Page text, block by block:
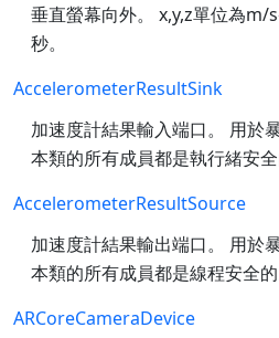
垂直螢幕向外。 x,y,z單位為
秒。
AccelerometerResultSink
加速度計結果輸入端口。 用於
本類的所有成員都是執行緒安全
AccelerometerResultSource
加速度計結果輸出端口。 用於
本類的所有成員都是線程安全的
ARCoreCameraDevice